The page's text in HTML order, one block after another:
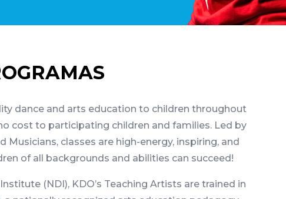
dance and arts education to children throughout
cost to participating children and families. Led by
Musicians, classes are high-energy, inspiring, and
of all backgrounds and abilities can succeed!
(NDI), KDO’s Teaching Artists are trained in